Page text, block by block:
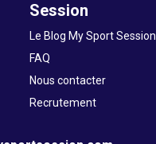
Session
Le Blog My Sport Session
FAQ
Nous contacter
Recrutement